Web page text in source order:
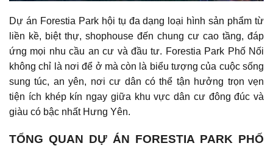
Dự án Forestia Park hội tụ đa dạng loại hình sản phẩm từ
liền kề, biệt thự, shophouse đến chung cư cao tầng, đáp
ứng mọi nhu cầu an cư và đầu tư. Forestia Park Phố Nối
không chỉ là nơi để ở mà còn là biểu tượng của cuộc sống
sung túc, an yên, nơi cư dân có thể tận hưởng trọn vẹn
tiện ích khép kín ngay giữa khu vực dân cư đông đúc và
giàu có bậc nhất Hưng Yên.
TỔNG QUAN DỰ ÁN FORESTIA PARK PHỐ